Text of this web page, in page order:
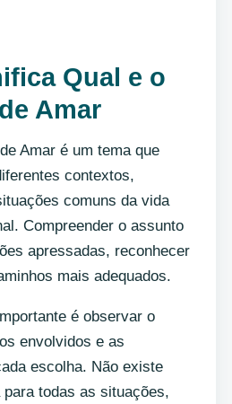
Qual e o
Amar
Amar é um tema que
contextos,
comuns da vida
Compreender o assunto
apressadas, reconhecer
mais adequados.
é observar o
envolvidos e as
escolha. Não existe
todas as situações,